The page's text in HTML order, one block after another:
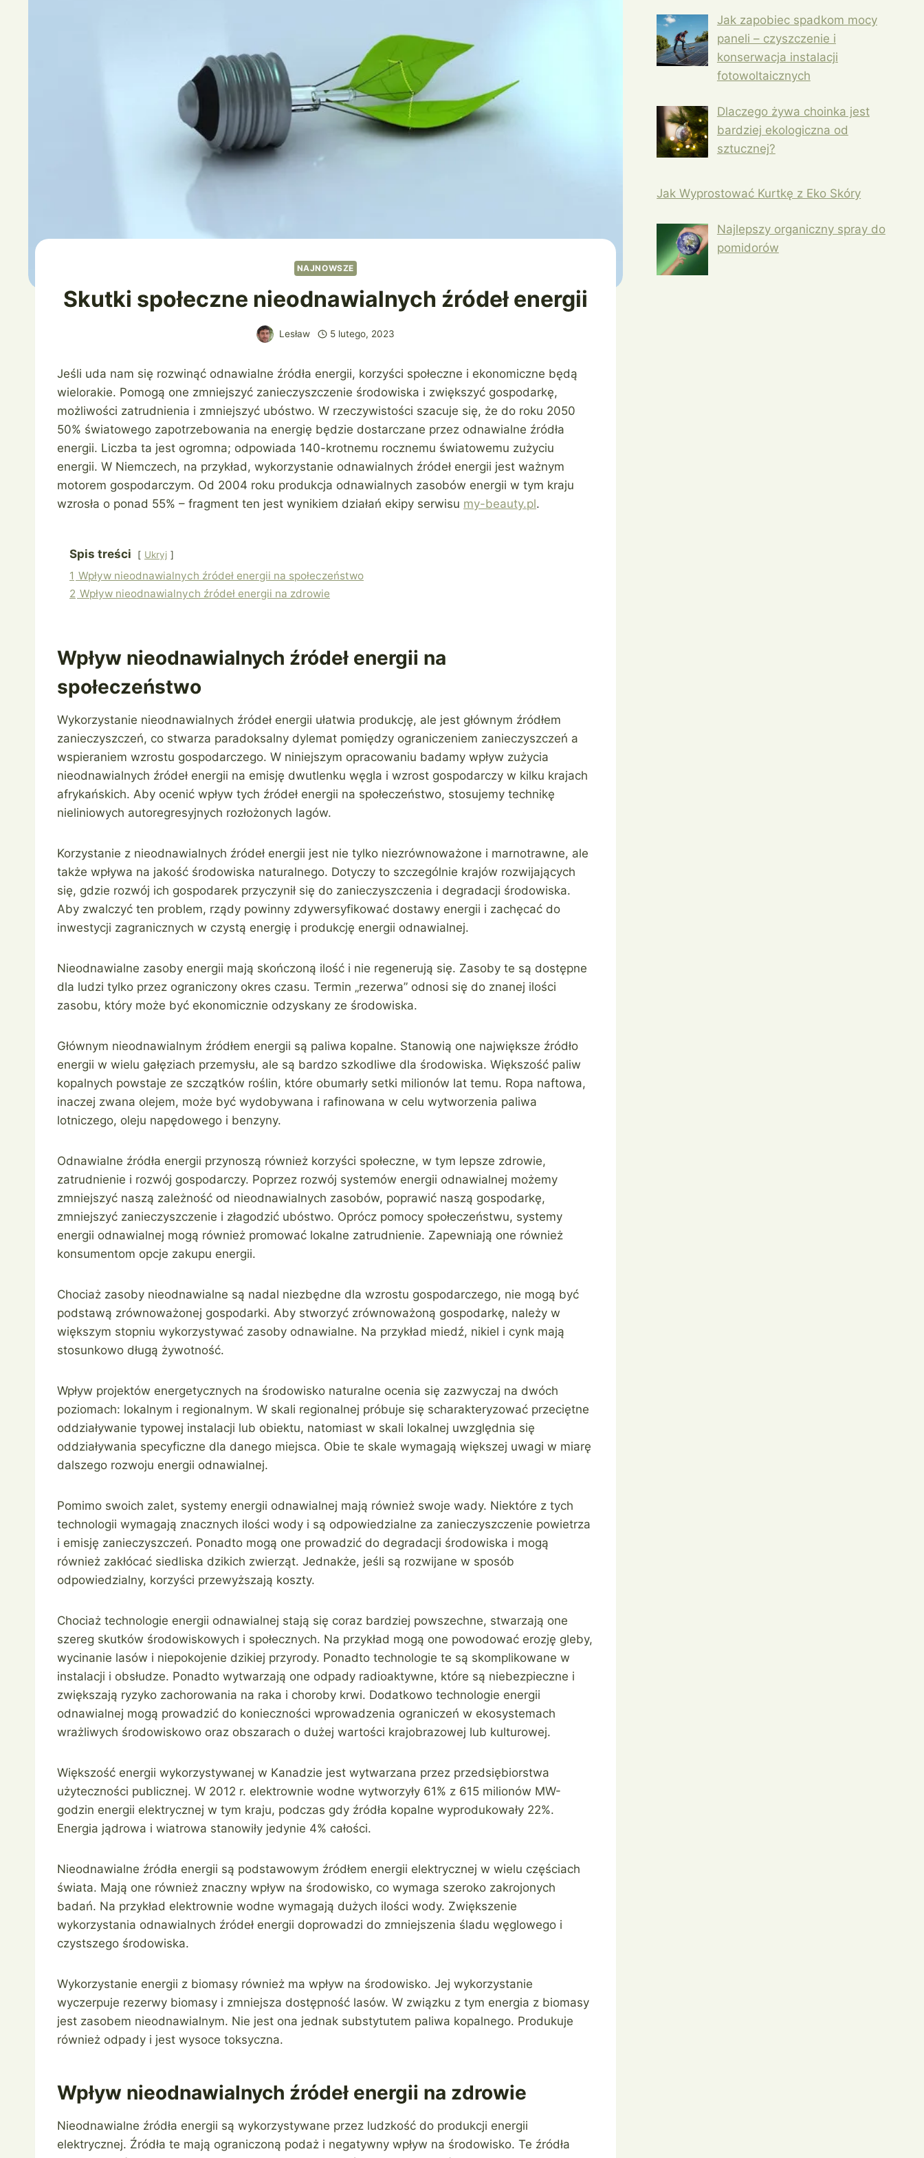
NAJNOWSZE
Skutki społeczne nieodnawialnych źródeł energii
Lesław 5 lutego, 2023
Jeśli uda nam się rozwinąć odnawialne źródła energii, korzyści społeczne i ekonomiczne będą
wielorakie. Pomogą one zmniejszyć zanieczyszczenie środowiska i zwiększyć gospodarkę,
możliwości zatrudnienia i zmniejszyć ubóstwo. W rzeczywistości szacuje się, że do roku 2050
50% światowego zapotrzebowania na energię będzie dostarczane przez odnawialne źródła
energii. Liczba ta jest ogromna; odpowiada 140-krotnemu rocznemu światowemu zużyciu
energii. W Niemczech, na przykład, wykorzystanie odnawialnych źródeł energii jest ważnym
motorem gospodarczym. Od 2004 roku produkcja odnawialnych zasobów energii w tym kraju
wzrosła o ponad 55% – fragment ten jest wynikiem działań ekipy serwisu my-beauty.pl.
Spis treści Ukryj
1 Wpływ nieodnawialnych źródeł energii na społeczeństwo
2 Wpływ nieodnawialnych źródeł energii na zdrowie
Wpływ nieodnawialnych źródeł energii na
społeczeństwo
Wykorzystanie nieodnawialnych źródeł energii ułatwia produkcję, ale jest głównym źródłem
zanieczyszczeń, co stwarza paradoksalny dylemat pomiędzy ograniczeniem zanieczyszczeń a
wspieraniem wzrostu gospodarczego. W niniejszym opracowaniu badamy wpływ zużycia
nieodnawialnych źródeł energii na emisję dwutlenku węgla i wzrost gospodarczy w kilku krajach
afrykańskich. Aby ocenić wpływ tych źródeł energii na społeczeństwo, stosujemy technikę
nieliniowych autoregresyjnych rozłożonych lagów.
Korzystanie z nieodnawialnych źródeł energii jest nie tylko niezrównoważone i marnotrawne, ale
także wpływa na jakość środowiska naturalnego. Dotyczy to szczególnie krajów rozwijających
się, gdzie rozwój ich gospodarek przyczynił się do zanieczyszczenia i degradacji środowiska.
Aby zwalczyć ten problem, rządy powinny zdywersyfikować dostawy energii i zachęcać do
inwestycji zagranicznych w czystą energię i produkcję energii odnawialnej.
Nieodnawialne zasoby energii mają skończoną ilość i nie regenerują się. Zasoby te są dostępne
dla ludzi tylko przez ograniczony okres czasu. Termin „rezerwa” odnosi się do znanej ilości
zasobu, który może być ekonomicznie odzyskany ze środowiska.
Głównym nieodnawialnym źródłem energii są paliwa kopalne. Stanowią one największe źródło
energii w wielu gałęziach przemysłu, ale są bardzo szkodliwe dla środowiska. Większość paliw
kopalnych powstaje ze szczątków roślin, które obumarły setki milionów lat temu. Ropa naftowa,
inaczej zwana olejem, może być wydobywana i rafinowana w celu wytworzenia paliwa
lotniczego, oleju napędowego i benzyny.
Odnawialne źródła energii przynoszą również korzyści społeczne, w tym lepsze zdrowie,
zatrudnienie i rozwój gospodarczy. Poprzez rozwój systemów energii odnawialnej możemy
zmniejszyć naszą zależność od nieodnawialnych zasobów, poprawić naszą gospodarkę,
zmniejszyć zanieczyszczenie i złagodzić ubóstwo. Oprócz pomocy społeczeństwu, systemy
energii odnawialnej mogą również promować lokalne zatrudnienie. Zapewniają one również
konsumentom opcje zakupu energii.
Chociaż zasoby nieodnawialne są nadal niezbędne dla wzrostu gospodarczego, nie mogą być
podstawą zrównoważonej gospodarki. Aby stworzyć zrównoważoną gospodarkę, należy w
większym stopniu wykorzystywać zasoby odnawialne. Na przykład miedź, nikiel i cynk mają
stosunkowo długą żywotność.
Wpływ projektów energetycznych na środowisko naturalne ocenia się zazwyczaj na dwóch
poziomach: lokalnym i regionalnym. W skali regionalnej próbuje się scharakteryzować przeciętne
oddziaływanie typowej instalacji lub obiektu, natomiast w skali lokalnej uwzględnia się
oddziaływania specyficzne dla danego miejsca. Obie te skale wymagają większej uwagi w miarę
dalszego rozwoju energii odnawialnej.
Pomimo swoich zalet, systemy energii odnawialnej mają również swoje wady. Niektóre z tych
technologii wymagają znacznych ilości wody i są odpowiedzialne za zanieczyszczenie powietrza
i emisję zanieczyszczeń. Ponadto mogą one prowadzić do degradacji środowiska i mogą
również zakłócać siedliska dzikich zwierząt. Jednakże, jeśli są rozwijane w sposób
odpowiedzialny, korzyści przewyższają koszty.
Chociaż technologie energii odnawialnej stają się coraz bardziej powszechne, stwarzają one
szereg skutków środowiskowych i społecznych. Na przykład mogą one powodować erozję gleby,
wycinanie lasów i niepokojenie dzikiej przyrody. Ponadto technologie te są skomplikowane w
instalacji i obsłudze. Ponadto wytwarzają one odpady radioaktywne, które są niebezpieczne i
zwiększają ryzyko zachorowania na raka i choroby krwi. Dodatkowo technologie energii
odnawialnej mogą prowadzić do konieczności wprowadzenia ograniczeń w ekosystemach
wrażliwych środowiskowo oraz obszarach o dużej wartości krajobrazowej lub kulturowej.
Większość energii wykorzystywanej w Kanadzie jest wytwarzana przez przedsiębiorstwa
użyteczności publicznej. W 2012 r. elektrownie wodne wytworzyły 61% z 615 milionów MW-
godzin energii elektrycznej w tym kraju, podczas gdy źródła kopalne wyprodukowały 22%.
Energia jądrowa i wiatrowa stanowiły jedynie 4% całości.
Nieodnawialne źródła energii są podstawowym źródłem energii elektrycznej w wielu częściach
świata. Mają one również znaczny wpływ na środowisko, co wymaga szeroko zakrojonych
badań. Na przykład elektrownie wodne wymagają dużych ilości wody. Zwiększenie
wykorzystania odnawialnych źródeł energii doprowadzi do zmniejszenia śladu węglowego i
czystszego środowiska.
Wykorzystanie energii z biomasy również ma wpływ na środowisko. Jej wykorzystanie
wyczerpuje rezerwy biomasy i zmniejsza dostępność lasów. W związku z tym energia z biomasy
jest zasobem nieodnawialnym. Nie jest ona jednak substytutem paliwa kopalnego. Produkuje
również odpady i jest wysoce toksyczna.
Wpływ nieodnawialnych źródeł energii na zdrowie
Nieodnawialne źródła energii są wykorzystywane przez ludzkość do produkcji energii
elektrycznej. Źródła te mają ograniczoną podaż i negatywny wpływ na środowisko. Te źródła
Jak zapobiec spadkom mocy
paneli – czyszczenie i
konserwacja instalacji
fotowoltaicznych
Dlaczego żywa choinka jest
bardziej ekologiczna od
sztucznej?
Jak Wyprostować Kurtkę z Eko Skóry
Najlepszy organiczny spray do
pomidorów